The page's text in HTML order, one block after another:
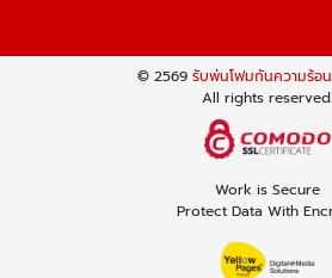
© 2569 รับพ่นโฟมกันความร้อ
All rights reserved.
Work is Secure
Protect Data With